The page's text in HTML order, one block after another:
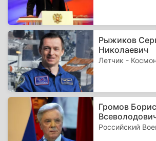
Рыжиков
Николаевич
Летчик -
Громов Борис
Российский